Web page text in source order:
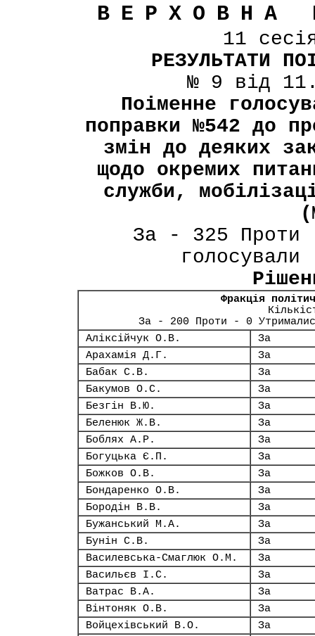
ВЕРХОВНА
11
РЕЗУЛЬТАТИ
№ 9 від
Поіменне
поправки №542 до
змін до деяких
щодо окремих
служби,
За - 325 Проти
Фракція
За - 200 Проти - 0
Аліксійчук О.В.
За
Арахамія Д.Г.
За
Бабак С.В.
За
Бакумов О.С.
За
Безгін В.Ю.
За
Беленюк Ж.В.
За
Боблях А.Р.
За
Богуцька Є.П.
За
Божков О.В.
За
Бондаренко О.В.
За
Бородін В.В.
За
Бужанський М.А.
За
Бунін С.В.
За
Василевська-Смаглюк О.М.
За
Васильєв І.С.
За
Ватрас В.А.
За
Вінтоняк О.В.
За
Войцехівський В.О.
За